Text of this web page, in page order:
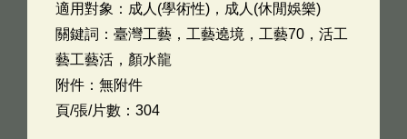
適用對象：成人(學術性)，成人(休閒娛樂)
關鍵詞：臺灣工藝，工藝遶境，工藝70，活工
藝工藝活，顏水龍
附件：無附件
頁/張/片數：304